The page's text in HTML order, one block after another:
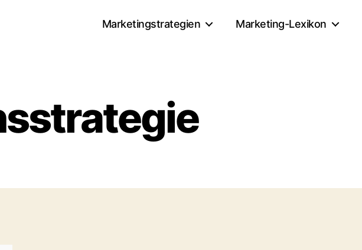
Marketingstrategien Marketing-Lexikon